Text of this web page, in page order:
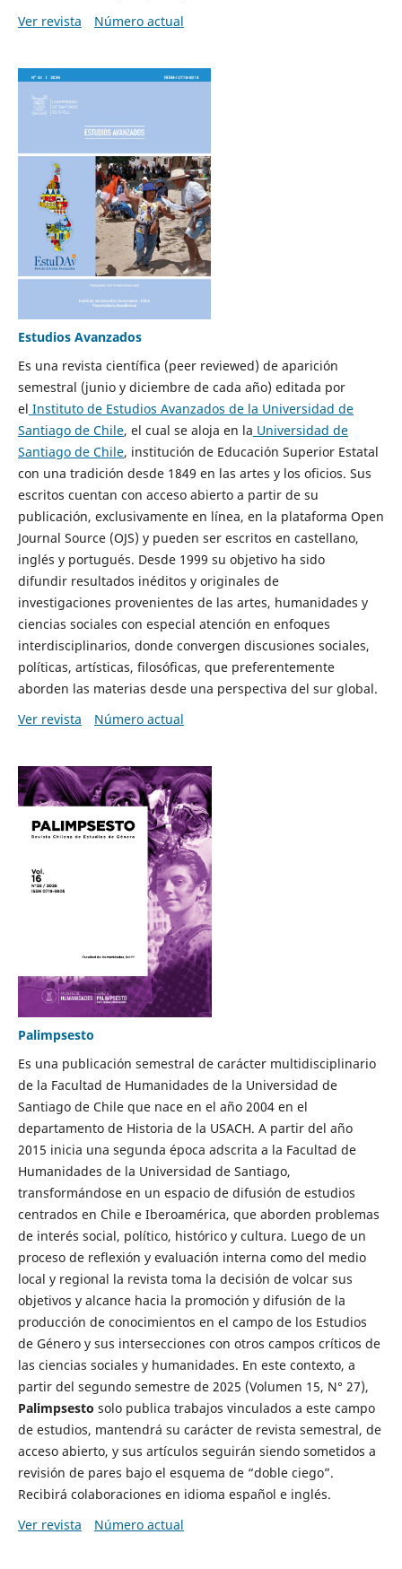
Ver revista
Número actual
Estudios Avanzados
Es una revista científica (peer reviewed) de aparición
semestral (junio y diciembre de cada año) editada por
el Instituto de Estudios Avanzados de la Universidad de
Santiago de Chile, el cual se aloja en la Universidad de
Santiago de Chile, institución de Educación Superior Estatal
con una tradición desde 1849 en las artes y los oficios. Sus
escritos cuentan con acceso abierto a partir de su
publicación, exclusivamente en línea, en la plataforma Open
Journal Source (OJS) y pueden ser escritos en castellano,
inglés y portugués. Desde 1999 su objetivo ha sido
difundir resultados inéditos y originales de
investigaciones provenientes de las artes, humanidades y
ciencias sociales con especial atención en enfoques
interdisciplinarios, donde convergen discusiones sociales,
políticas, artísticas, filosóficas, que preferentemente
aborden las materias desde una perspectiva del sur global.
Ver revista
Número actual
Palimpsesto
Es una publicación semestral de carácter multidisciplinario
de la Facultad de Humanidades de la Universidad de
Santiago de Chile que nace en el año 2004 en el
departamento de Historia de la USACH. A partir del año
2015 inicia una segunda época adscrita a la Facultad de
Humanidades de la Universidad de Santiago,
transformándose en un espacio de difusión de estudios
centrados en Chile e Iberoamérica, que aborden problemas
de interés social, político, histórico y cultura. Luego de un
proceso de reflexión y evaluación interna como del medio
local y regional la revista toma la decisión de volcar sus
objetivos y alcance hacia la promoción y difusión de la
producción de conocimientos en el campo de los Estudios
de Género y sus intersecciones con otros campos críticos de
las ciencias sociales y humanidades. En este contexto, a
partir del segundo semestre de 2025 (Volumen 15, N° 27),
Palimpsesto solo publica trabajos vinculados a este campo
de estudios, mantendrá su carácter de revista semestral, de
acceso abierto, y sus artículos seguirán siendo sometidos a
revisión de pares bajo el esquema de “doble ciego”.
Recibirá colaboraciones en idioma español e inglés.
Ver revista
Número actual